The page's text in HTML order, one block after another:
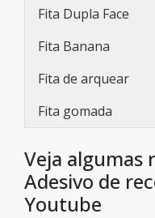
Fita Dupla Face
Fita Banana
Fita de arquear
Fita gomada
Veja algumas
Adesivo de
Youtube